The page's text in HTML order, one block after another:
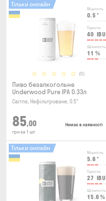
Міцність
0.5 °
Гіркота
40 IBU
Щільність
11 %
(0)
Тільки онлайн
Пиво безалкогольне
Underwood Pure IPA 0.33л
Світле, Нефільтроване, 0.5°
85,00
грн за 1 шт
Немає в наявності
Міцність
5.6 °
Гіркота
27 IBU
Щільність
15.6 %
Тільки онлайн